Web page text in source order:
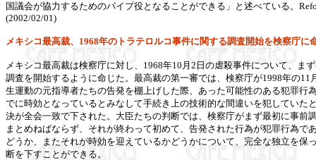
国議会が協力するためのパイプ役となることができる」と述べている。
(2002/02/01)
メキシコ最高裁、1968年のトラテロルコ事件に関する調査開始を検察庁に
メキシコ最高裁は検察庁に対し、1968年10月2日の虐殺事件について、ま
調査を開始するように命じた。最高裁の第一審では、検察庁が1998年の11
生運動の元指導者たちの告発を棚上げした際、あった可能性のある犯罪行
でに時効となっているとみなして手続き上の技術的な間違いを犯していた
決が全会一致で下された。大臣たちの判断では、検察庁がまず最初に事前
まとめねばならず、それが終わって初めて、告発された行為が犯罪行為で
どうか、またそれが時効を迎えているかどうかについて、完全な独立を保
断を下すことができる。